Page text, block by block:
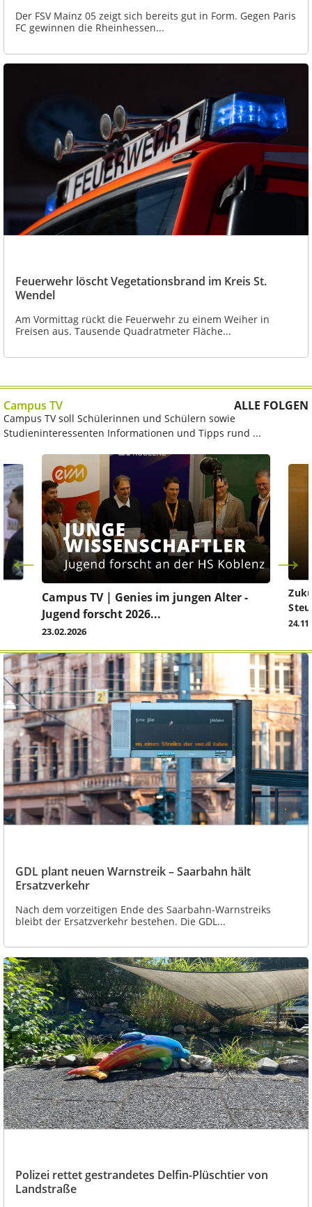
Der FSV Mainz 05 zeigt sich bereits gut in Form. Gegen Paris
FC gewinnen die Rheinhessen...
Feuerwehr löscht Vegetationsbrand im Kreis St.
Wendel
Am Vormittag rückt die Feuerwehr zu einem Weiher in
Freisen aus. Tausende Quadratmeter Fläche...
Campus TV ALLE FOLGEN
Campus TV soll Schülerinnen und Schülern sowie
Studieninteressenten Informationen und Tipps rund ...
Campus TV | Genies im jungen Alter -
Jugend forscht 2026...
23.02.2026
GDL plant neuen Warnstreik – Saarbahn hält
Ersatzverkehr
Nach dem vorzeitigen Ende des Saarbahn-Warnstreiks
bleibt der Ersatzverkehr bestehen. Die GDL...
Polizei rettet gestrandetes Delfin-Plüschtier von
Landstraße